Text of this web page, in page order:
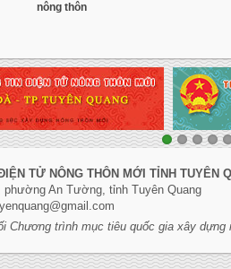
nông thôn
TỬ NÔNG THÔN MỚI TỈNH TUYÊN
phường An Tường, tỉnh Tuyên Quang
Chương trình mục tiêu quốc gia xây dựng